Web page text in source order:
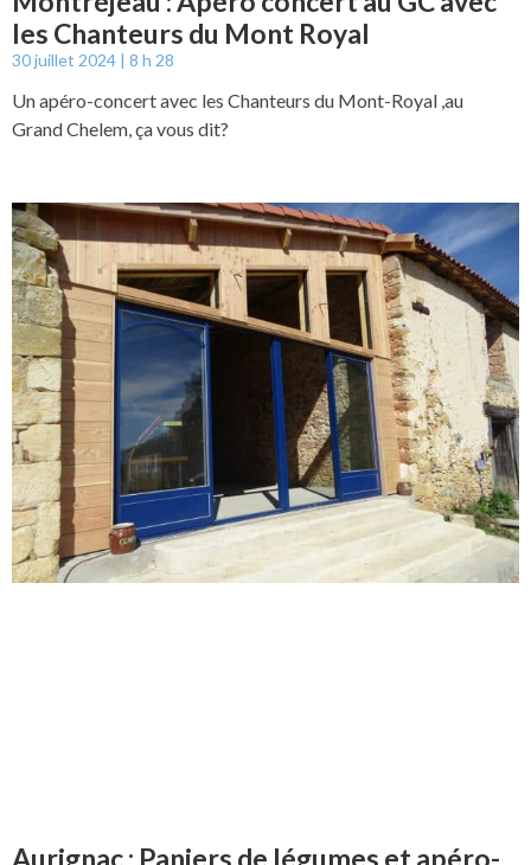
les Chanteurs du Mont Royal
30 juillet 2024 8 h 28
Un apéro-concert avec les Chanteurs du Mont-Royal ,au
Grand Chelem, ça vous dit?
Aurignac : Paniers de légumes et apéro-